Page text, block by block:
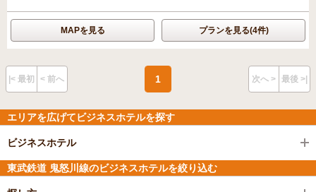
MAPを見る プランを見る(4件)
|< 最初 < 前へ 1 次へ > 最後 >|
エリアを広げてビジネスホテルを探す
ビジネスホテル
東武鉄道 鬼怒川線のビジネスホテルを絞り込む